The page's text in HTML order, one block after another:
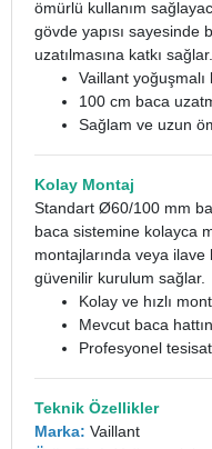
ömürlü kullanım
gövde yapısı sayesinde
uzatılmasına katkı sağlar.
Vaillant
100 cm baca
Sağlam ve uzun
Kolay Montaj
Standart Ø60/100 mm
baca sistemine kolayca
montajlarında veya ilave
güvenilir kurulum sağlar.
Kolay ve hızlı
Mevcut baca
Profesyonel
Teknik Özellikler
Marka: Vaillant